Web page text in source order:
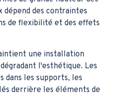
dépend des contraintes
de flexibilité et des effets
une installation
l'esthétique. Les
dans les supports, les
derrière les éléments de